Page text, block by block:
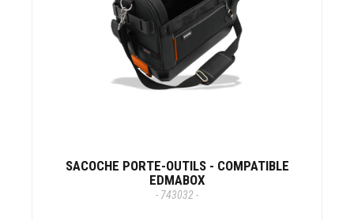
SACOCHE PORTE-OUTILS - COMPATIBLE
EDMABOX
- 743032 -